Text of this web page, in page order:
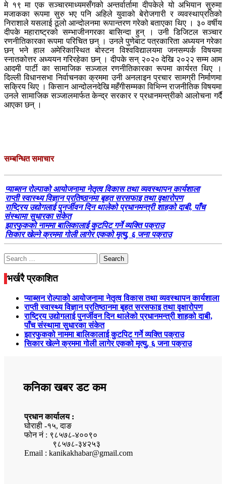
मे १९ मा एक सञ्चारमाध्यमसँगको अन्तर्वार्तामा दीपकेले यो अभियान सुरुमा
मजाकका रूपमा सुरु भए पनि अहिले युवाको बेरोजगारी र व्यवस्थाप्रतिको
निराशाले यसलाई ठूलो आन्दोलनमा रूपान्तरण गरेको बताएका थिए । ३० वर्षीय
दीपके महाराष्ट्रको सम्भाजीनगरका बासिन्दा हुन् । उनी डिजिटल सञ्चार
रणनीतिकारका रूपमा परिचित छन् । उनले पुणेबाट पत्रकारिता अध्ययन गरेका
छन् भने हाल अमेरिकास्थित बोस्टन विश्वविद्यालयमा जनसम्पर्क विषयमा
स्नातकोत्तर अध्ययन गरिरहेका छन् । दीपके सन् २०२० देखि २०२२ सम्म आम
आदमी पार्टी का सामाजिक सञ्जाल रणनीतिकारका रूपमा कार्यरत थिए ।
दिल्ली विधानसभा निर्वाचनका क्रममा उनी अनलाइन प्रचार सामग्री निर्माणमा
सक्रिय थिए । किसान आन्दोलनदेखि महँगीसम्मका विभिन्न राजनीतिक विषयमा
उनले सामाजिक सञ्जालमार्फत केन्द्र सरकार र प्रधानमन्त्रीको आलोचना गर्दै
आएका छन् ।
सम्बन्धित समाचार
प्याब्सन रोल्पाको आयोजनामा नेतृत्व विकास तथा व्यवस्थापन कार्यशाला
राप्ती स्वास्थ्य विज्ञान प्रतिष्ठानमा बृहत सरसफाइ तथा वृक्षारोपण
राष्ट्रिय उद्योगलाई पुनर्जीवन दिन थालेको प्रधानमन्त्री शाहको दाबी, पाँच
संस्थामा सुधारका संकेत
झारफुकको नाममा बालिकालाई कुटपिट गर्ने व्यक्ति पक्राउ
सिकार खेल्ने क्रममा गोली लागेर एकको मृत्यु, ६ जना पक्राउ
Search
for:
भर्खरै प्रकाशित
प्याब्सन रोल्पाको आयोजनामा नेतृत्व विकास तथा व्यवस्थापन कार्यशाला
राप्ती स्वास्थ्य विज्ञान प्रतिष्ठानमा बृहत सरसफाइ तथा वृक्षारोपण
राष्ट्रिय उद्योगलाई पुनर्जीवन दिन थालेको प्रधानमन्त्री शाहको दाबी,
पाँच संस्थामा सुधारका संकेत
झारफुकको नाममा बालिकालाई कुटपिट गर्ने व्यक्ति पक्राउ
सिकार खेल्ने क्रममा गोली लागेर एकको मृत्यु, ६ जना पक्राउ
कनिका खबर डट कम
प्रधान कार्यालय :
घोराही -१५, दाङ
फोन नं : ९८५७८-४००९०
९८५७८-३४२५३
Email : kanikakhabar@gmail.com